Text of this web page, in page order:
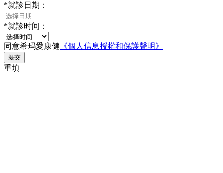
*就診日期：
*就診时间：
同意希玛愛康健 《個人信息授權和保護聲明》
提交
重填